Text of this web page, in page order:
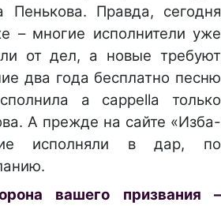
Пенькова. Правда, сегодня
– многие исполнители уже
от дел, а новые требуют
два года бесплатно песню
a cappella только
А прежде на сайте «Изба-
исполняли в дар, по
вашего призвания –